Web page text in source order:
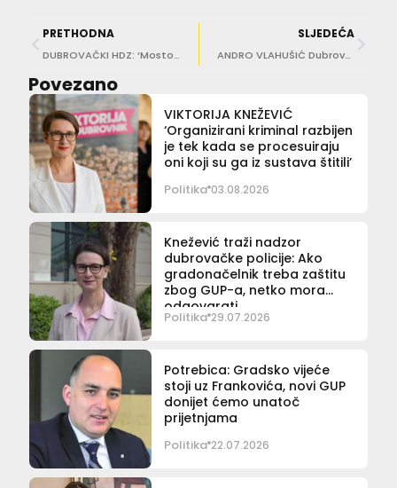
PRETHODNA
DUBROVAČKI HDZ: ‘Mostovcima smetaju radovi radi njihovih nelegalnih vezova!’
SLJEDEĆA
ANDRO VLAHUŠIĆ Dubrovniku treba dodatnih pet tisuća postelja nakon dolaska Ryanaira
Povezano
VIKTORIJA KNEŽEVIĆ
‘Organizirani kriminal razbijen
je tek kada se procesuiraju
oni koji su ga iz sustava štitili’
Politika 03.08.2026
Knežević traži nadzor
dubrovačke policije: Ako
gradonačelnik treba zaštitu
zbog GUP-a, netko mora
odgovarati
Politika 29.07.2026
Potrebica: Gradsko vijeće
stoji uz Frankovića, novi GUP
donijet ćemo unatoč
prijetnjama
Politika 22.07.2026